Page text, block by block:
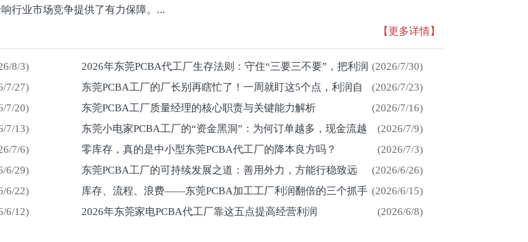
行业市场竞争提供了有力保障。...
【更多详情】
8/3) (2026/7/30)
2026年东莞PCBA代工厂生存法则：守住“三要三不要”，把利润
留在车间
7/27) (2026/7/23)
东莞PCBA工厂的厂长别再瞎忙了！一周就盯这5个点，利润自
然来
7/20) (2026/7/16)
东莞PCBA工厂质量经理的核心职责与关键能力解析
7/13)
(2026/7/9)
东莞小电家PCBA工厂的“资金黑洞”：为何订单越多，现金流越
紧？
7/6) (2026/7/3)
零库存，真的是中小型东莞PCBA代工厂的降本良方吗？
6/29)
(2026/6/26)
东莞PCBA工厂的可持续发展之道：善用外力，方能行稳致远
6/22)
(2026/6/15)
库存、流程、浪费——东莞PCBA加工工厂利润翻倍的三个抓手
6/12)
(2026/6/8)
2026年东莞家电PCBA代工厂靠这五点提高经营利润